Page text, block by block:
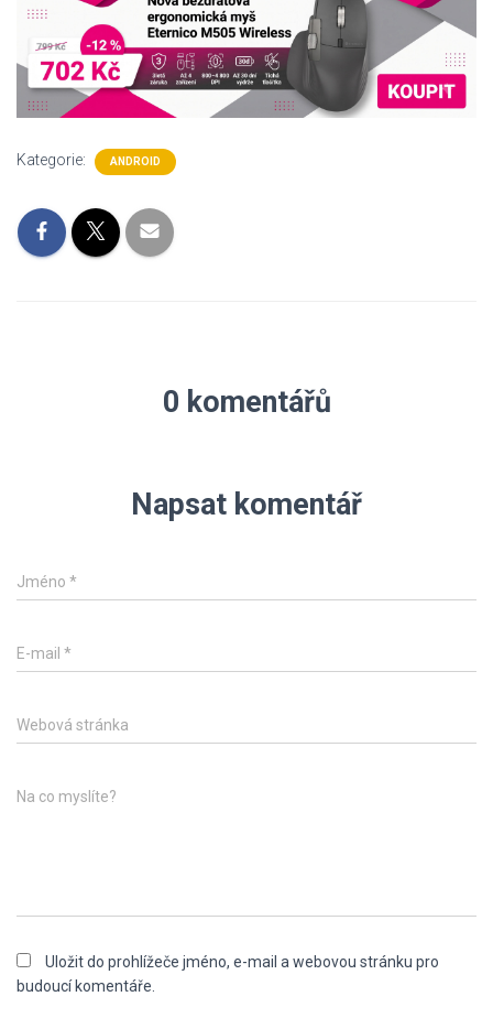
Kategorie: ANDROID
0 komentářů
Napsat komentář
Jméno *
E-mail *
Webová stránka
Na co myslíte?
Uložit do prohlížeče jméno, e-mail a webovou stránku pro
budoucí komentáře.